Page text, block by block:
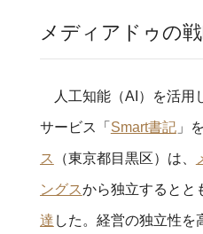
メディアドゥの
人工知能（AI）を活用
サービス「 Smart書記」
ス （東京都目黒区）は、
ングスから独立するとと
達 した。経営の独立性を